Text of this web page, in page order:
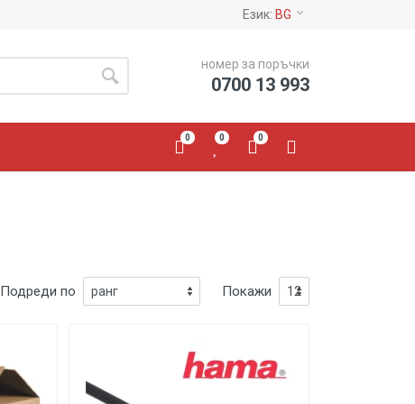
Език: BG
номер за поръчки
0700 13 993
0 0 0
Подреди по Покажи